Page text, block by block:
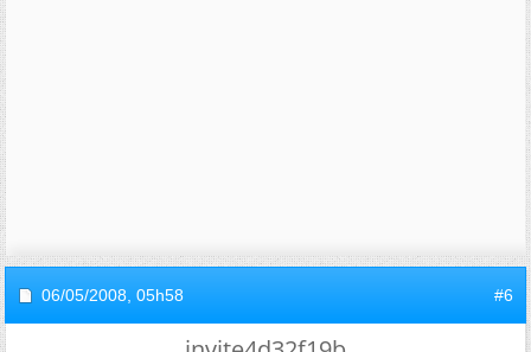
06/05/2008, 05h58 #6